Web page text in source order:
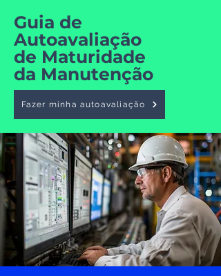
Guia de
Autoavaliação
de Maturidade
da Manutenção
Fazer minha autoavaliação